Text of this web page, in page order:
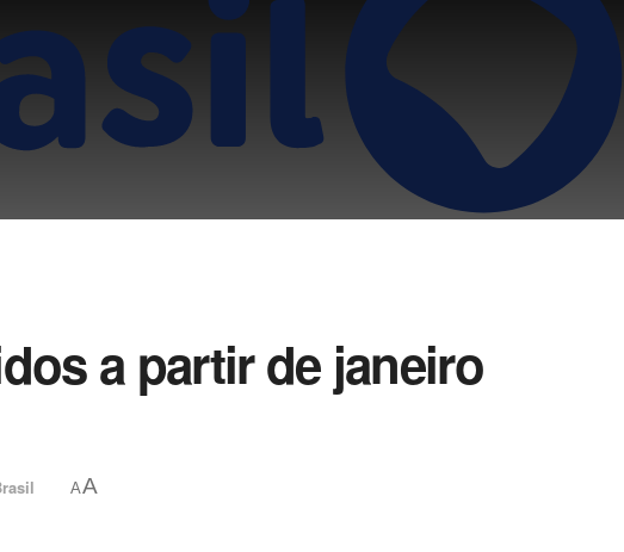
a partir de janeiro
AA